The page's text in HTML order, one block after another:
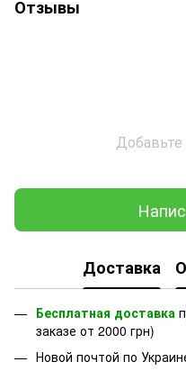
Отзывы
Доставка
Бесплатная доставка
заказе от 2000 грн)
Новой почтой по